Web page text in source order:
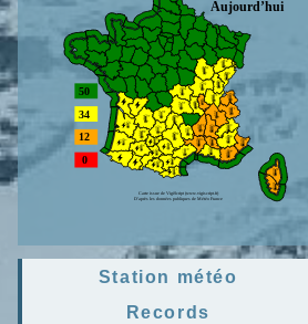
Station météo
Records